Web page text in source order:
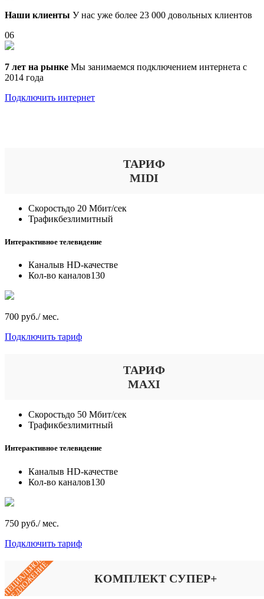
Наши клиенты У нас уже более 23 000 довольных клиентов
06
7 лет на рынке Мы занимаемся подключением интернета с
2014 года
Подключить интернет
ТАРИФ
MIDI
Скоростьдо 20 Мбит/сек
Трафикбезлимитный
Интерактивное телевидение
Каналыв HD-качестве
Кол-во каналов130
700 руб./ мес.
Подключить тариф
ТАРИФ
MAXI
Скоростьдо 50 Мбит/сек
Трафикбезлимитный
Интерактивное телевидение
Каналыв HD-качестве
Кол-во каналов130
750 руб./ мес.
Подключить тариф
ПРЕДЛОЖЕНИЕ КОМПЛЕКТ СУПЕР+